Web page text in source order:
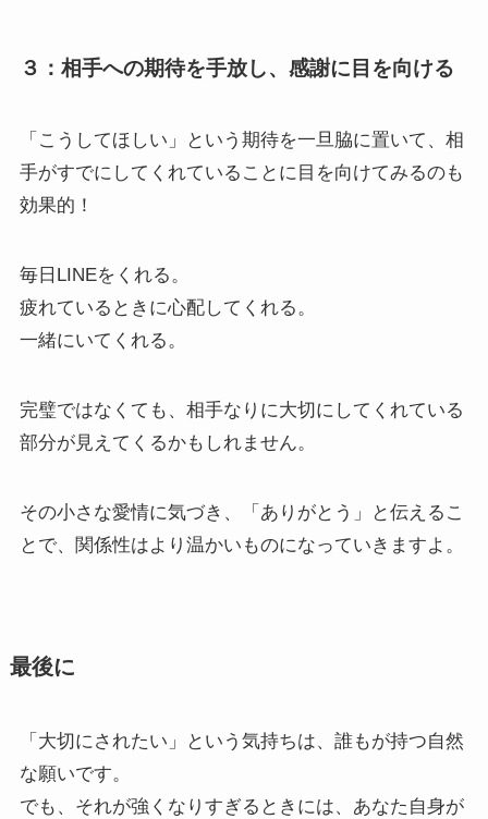
３：相手への期待を手放し、感謝に目を向ける
「こうしてほしい」という期待を一旦脇に置いて、相
手がすでにしてくれていることに目を向けてみるのも
効果的！
毎日LINEをくれる。
疲れているときに心配してくれる。
一緒にいてくれる。
完璧ではなくても、相手なりに大切にしてくれている
部分が見えてくるかもしれません。
その小さな愛情に気づき、「ありがとう」と伝えるこ
とで、関係性はより温かいものになっていきますよ。
最後に
「大切にされたい」という気持ちは、誰もが持つ自然
な願いです。
でも、それが強くなりすぎるときには、あなた自身が